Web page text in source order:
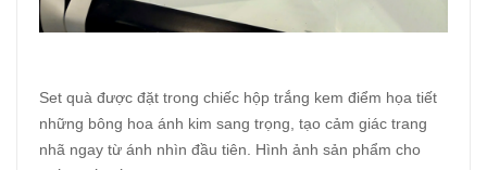
Set quà được đặt trong chiếc hộp trắng kem điểm họa tiết
những bông hoa ánh kim sang trọng, tạo cảm giác trang
nhã ngay từ ánh nhìn đầu tiên. Hình ảnh sản phẩm cho